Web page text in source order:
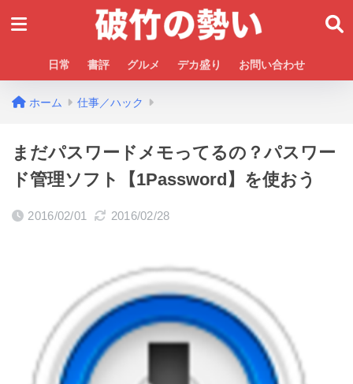
日常 書評 グルメ デカ盛り お問い合わせ
ホーム 仕事／ハック
まだパスワードメモってるの？パスワー
ド管理ソフト【1Password】を使おう
2016/02/01 2016/02/28